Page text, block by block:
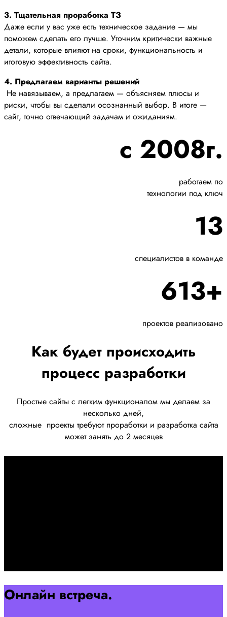
3. Тщательная проработка ТЗ
Даже если у вас уже есть техническое задание — мы
поможем сделать его лучше. Уточним критически важные
детали, которые влияют на сроки, функциональность и
итоговую эффективность сайта.
4. Предлагаем варианты решений
Не навязываем, а предлагаем — объясняем плюсы и
риски, чтобы вы сделали осознанный выбор. В итоге —
сайт, точно отвечающий задачам и ожиданиям.
с 2008г.
работаем по
технологии под ключ
13
специалистов в команде
613+
проектов реализовано
Как будет происходить
процесс разработки
Простые сайты с легким функционалом мы делаем за
несколько дней,
сложные проекты требуют проработки и разработка сайта
может занять до 2 месяцев
Онлайн встреча.